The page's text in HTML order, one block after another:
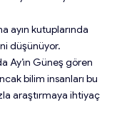
ayın kutuplarında
düşünüyor.
Ay’ın Güneş gören
bilim insanları bu
araştırmaya ihtiyaç